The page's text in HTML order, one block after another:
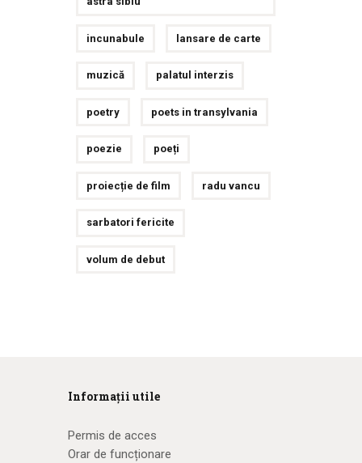
incunabule lansare de carte
muzică palatul interzis
poetry poets in transylvania
poezie poeți
proiecție de film radu vancu
sarbatori fericite
volum de debut
Informații utile
Permis de acces
Orar de funcționare